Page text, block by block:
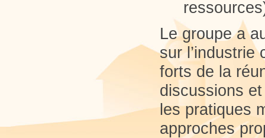
Le groupe a
sur l’industrie
forts de la
discussions
les pratiques
approches